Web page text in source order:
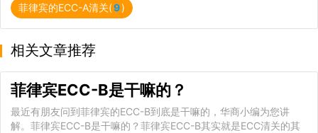
菲律宾的ECC-A清关(9)
相关文章推荐
菲律宾ECC-B是干嘛的？
最近有朋友问到菲律宾的ECC-B到底是干嘛的，华商小编为您讲
解。菲律宾ECC-B是干嘛的？菲律宾ECC-B其实就是ECC清关的其